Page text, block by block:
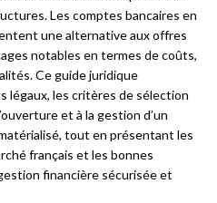
Les comptes bancaires en
une alternative aux offres
notables en termes de coûts,
Ce guide juridique
légaux, les critères de sélection
et à la gestion d’un
tout en présentant les
français et les bonnes
financière sécurisée et